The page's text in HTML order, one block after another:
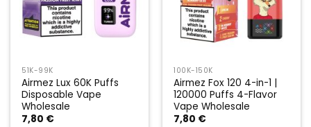
51K-99K
Airmez Lux 60K Puffs
Disposable Vape
Wholesale
7,80 €
100K-150K
Airmez Fox 120 4-in-1 |
120000 Puffs 4-Flavor
Vape Wholesale
7,80 €